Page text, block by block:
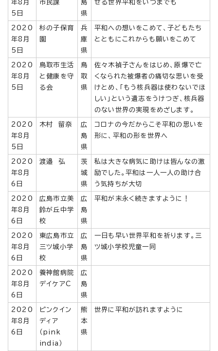
年8月
5日
市民課
島
県
せる世界平和をいつまでも
2020
年8月
5日
杉の子保育
園
兵
庫
県
平和への想いをこめて、子どもたち
とともにこれからも願いをこめて
2020
年8月
5日
鳥取市生活
と健康を守
る会
鳥
取
県
佐々木禎子さんをはじめ、原爆で亡
くなられた被爆者の痛切な思いを受
けとめ、「もう核兵器は使わないでほ
しい」という遺志をうけつぎ、核兵器
のない世界の実現をめざします。
2020
年8月
5日
木村 留奈
広
島
県
コロナの今だからこそ平和の思いを
形に、平和の形を世界へ
2020
年8月
6日
渡邉 弘
茨
城
県
私は大きな病気に助けは皆んなの激
励でした。平和は一人一人の助け合
う気持ちが大切
2020
年8月
6日
広島市立美
鈴が丘中学
校
広
島
県
平和が末永く続きますように！
2020
年8月
6日
東広島市立
三ツ城小学
校
広
島
県
一日も早い世界平和を祈ります。三
ツ城小学校児童一同
2020
年8月
6日
養神館病院
デイケアC
広
島
県
2020
年8月
6日
ピンクイン
ディア
（pink
india）
熊
本
県
世界に平和が訪れますように